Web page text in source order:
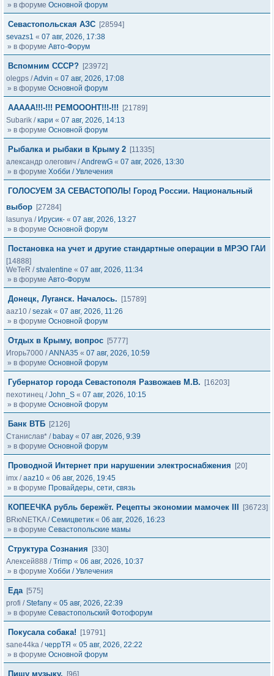
» в форуме Основной форум
Севастопольская АЗС [28594]
sevazs1 « 07 авг, 2026, 17:38
» в форуме Авто-Форум
Вспомним СССР? [23972]
olegps /Advin « 07 авг, 2026, 17:08
» в форуме Основной форум
ААААА!!!-!!! РЕМОООНТ!!!-!!!
[21789]
Subarik /кари « 07 авг, 2026, 14:13
» в форуме Основной форум
Рыбалка и рыбаки в Крыму 2 [11335]
александр олегович /AndrewG « 07 авг, 2026, 13:30
» в форуме Хобби / Увлечения
ГОЛОСУЕМ ЗА СЕВАСТОПОЛЬ! Город России. Национальный
выбор [27284]
lasunya / Ирусик- « 07 авг, 2026, 13:27
» в форуме Основной форум
Постановка на учет и другие стандартные операции в МРЭО ГАИ
[14888]
WeTeR /stvalentine « 07 авг, 2026, 11:34
» в форуме Авто-Форум
Донецк, Луганск. Началось.
[15789]
aaz10 /sezak « 07 авг, 2026, 11:26
» в форуме Основной форум
Отдых в Крыму, вопрос [5777]
Игорь7000 /ANNA35 « 07 авг, 2026, 10:59
» в форуме Основной форум
Губернатор города Севастополя Развожаев М.В.
[16203]
пехотинец /John_S « 07 авг, 2026, 10:15
» в форуме Основной форум
Банк ВТБ [2126]
Станислав* / babay « 07 авг, 2026, 9:39
» в форуме Основной форум
Проводной Интернет при нарушении электроснабжения
[20]
imx /aaz10 « 06 авг, 2026, 19:45
» в форуме Провайдеры, сети, связь
КОПЕЕЧКА рубль бережёт. Рецепты экономии мамочек III
[36723]
BRюNETKA/Семицветик « 06 авг, 2026, 16:23
» в форуме Севастопольские мамы
Структура Сознания
[330]
Алексей888 /Trimp « 06 авг, 2026, 10:37
» в форуме Хобби / Увлечения
Еда [575]
profi /Stefany « 05 авг, 2026, 22:39
» в форуме Севастопольский Фотофорум
Покусала собака!
[19791]
sane44ka /черрТЯ « 05 авг, 2026, 22:22
» в форуме Основной форум
Пишу музыку.
[96]